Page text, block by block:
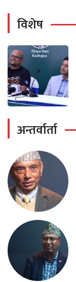
विशेष
अन्तर्वार्ता